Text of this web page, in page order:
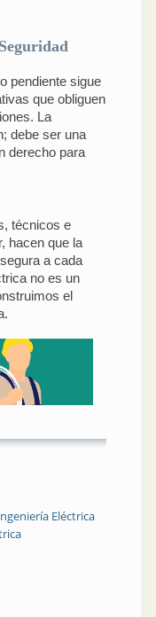
pendiente sigue
que obliguen
La
debe ser una
derecho para
técnicos e
hacen que la
a cada
no es un
el
Eléctrica